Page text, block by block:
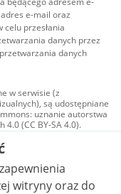
e-mail oraz
przesłania
danych przez
danych
w serwisie (z
są udostępniane
uznanie autorstwa
4.0 (CC BY-SA 4.0).
zdjęcia, materiały
na licencji typu
autorstwa użycie
zależnych 4.0 (CC BY-
inaczej.
witryny oraz do